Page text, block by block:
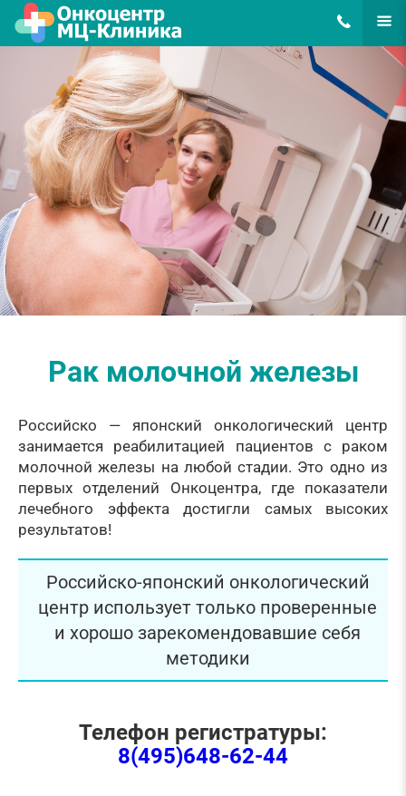
8(495)648-
ЕЩЁ
Рак молочной железы
Российско — японский онкологический центр
занимается реабилитацией пациентов с раком
молочной железы на любой стадии. Это одно из
первых отделений Онкоцентра, где показатели
лечебного эффекта достигли самых высоких
результатов!
Российско-японский онкологический
центр использует только проверенные
и хорошо зарекомендовавшие себя
методики
Телефон регистратуры:
8(495)648-62-44